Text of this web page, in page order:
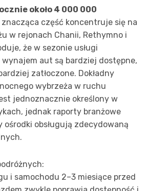
około 4 000 000
część koncentruje się na
w rejonach Chanii, Rethymno i
że w sezonie usługi
aut są bardziej dostępne,
zatłoczone. Dokładny
wybrzeża w ruchu
jednoznacznie określony w
jednak raporty branżowe
obsługują zdecydowaną
i samochodu 2–3 miesiące przed